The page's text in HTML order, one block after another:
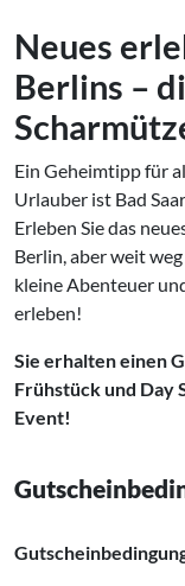
Neues
Berlins –
Ein Geheimtipp für
Urlauber ist Bad
Erleben Sie das
Berlin, aber weit
kleine Abenteuer
erleben!
Sie erhalten einen
Frühstück und Day
Event!